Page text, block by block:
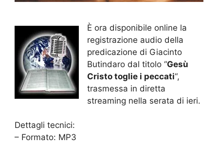
È ora disponibile online la
registrazione audio della
predicazione di Giacinto
Butindaro dal titolo “Gesù
Cristo toglie i peccati“,
trasmessa in diretta
streaming nella serata di ieri.
Dettagli tecnici:
– Formato: MP3